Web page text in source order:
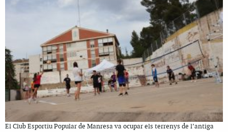
El Club Esportiu Popular de Manresa va ocupar els terrenys de l’antiga